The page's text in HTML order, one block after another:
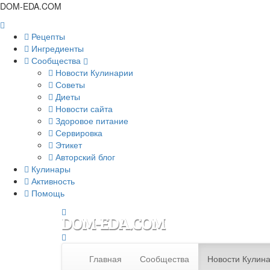
DOM-EDA.COM
Рецепты
Ингредиенты
Сообщества
Новости Кулинарии
Советы
Диеты
Новости сайта
Здоровое питание
Сервировка
Этикет
Авторский блог
Кулинары
Активность
Помощь
Главная Сообщества Новости